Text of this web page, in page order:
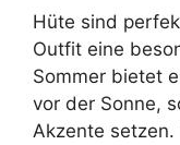
Hüte sind
Outfit eine
Sommer bietet
vor der Sonne,
Akzente setzen.